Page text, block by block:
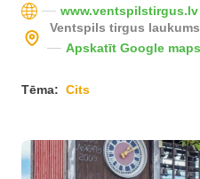
www.ventspilstirgus.lv
Ventspils tirgus laukums
Apskatīt Google maps
Tēma: Cits